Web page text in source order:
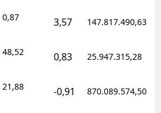
Gümüşhane
Hakkari
0,87 3,57 147.817.490,63
48,52 0,83 25.947.315,28
21,88 -0,91 870.089.574,50